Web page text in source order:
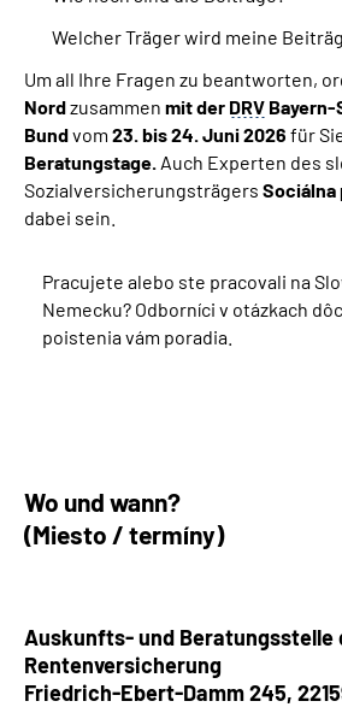
Welcher Träger wird meine
Um all Ihre Fragen zu beantworten,
Nordzusammen mit der DRV Bayern-
Bundvom 23.bis 24. Juni 2026 für
Beratungstage. Auch Experten des
Sozialversicherungsträgers Sociálna
dabei sein.
Pracujete alebo ste pracovali na
Nemecku? Odborníci v otázkach
poistenia vám poradia.
Wo und wann?
(Miesto / termíny)
Auskunfts- und Beratungsstelle
Rentenversicherung
Friedrich-Ebert-Damm 245,